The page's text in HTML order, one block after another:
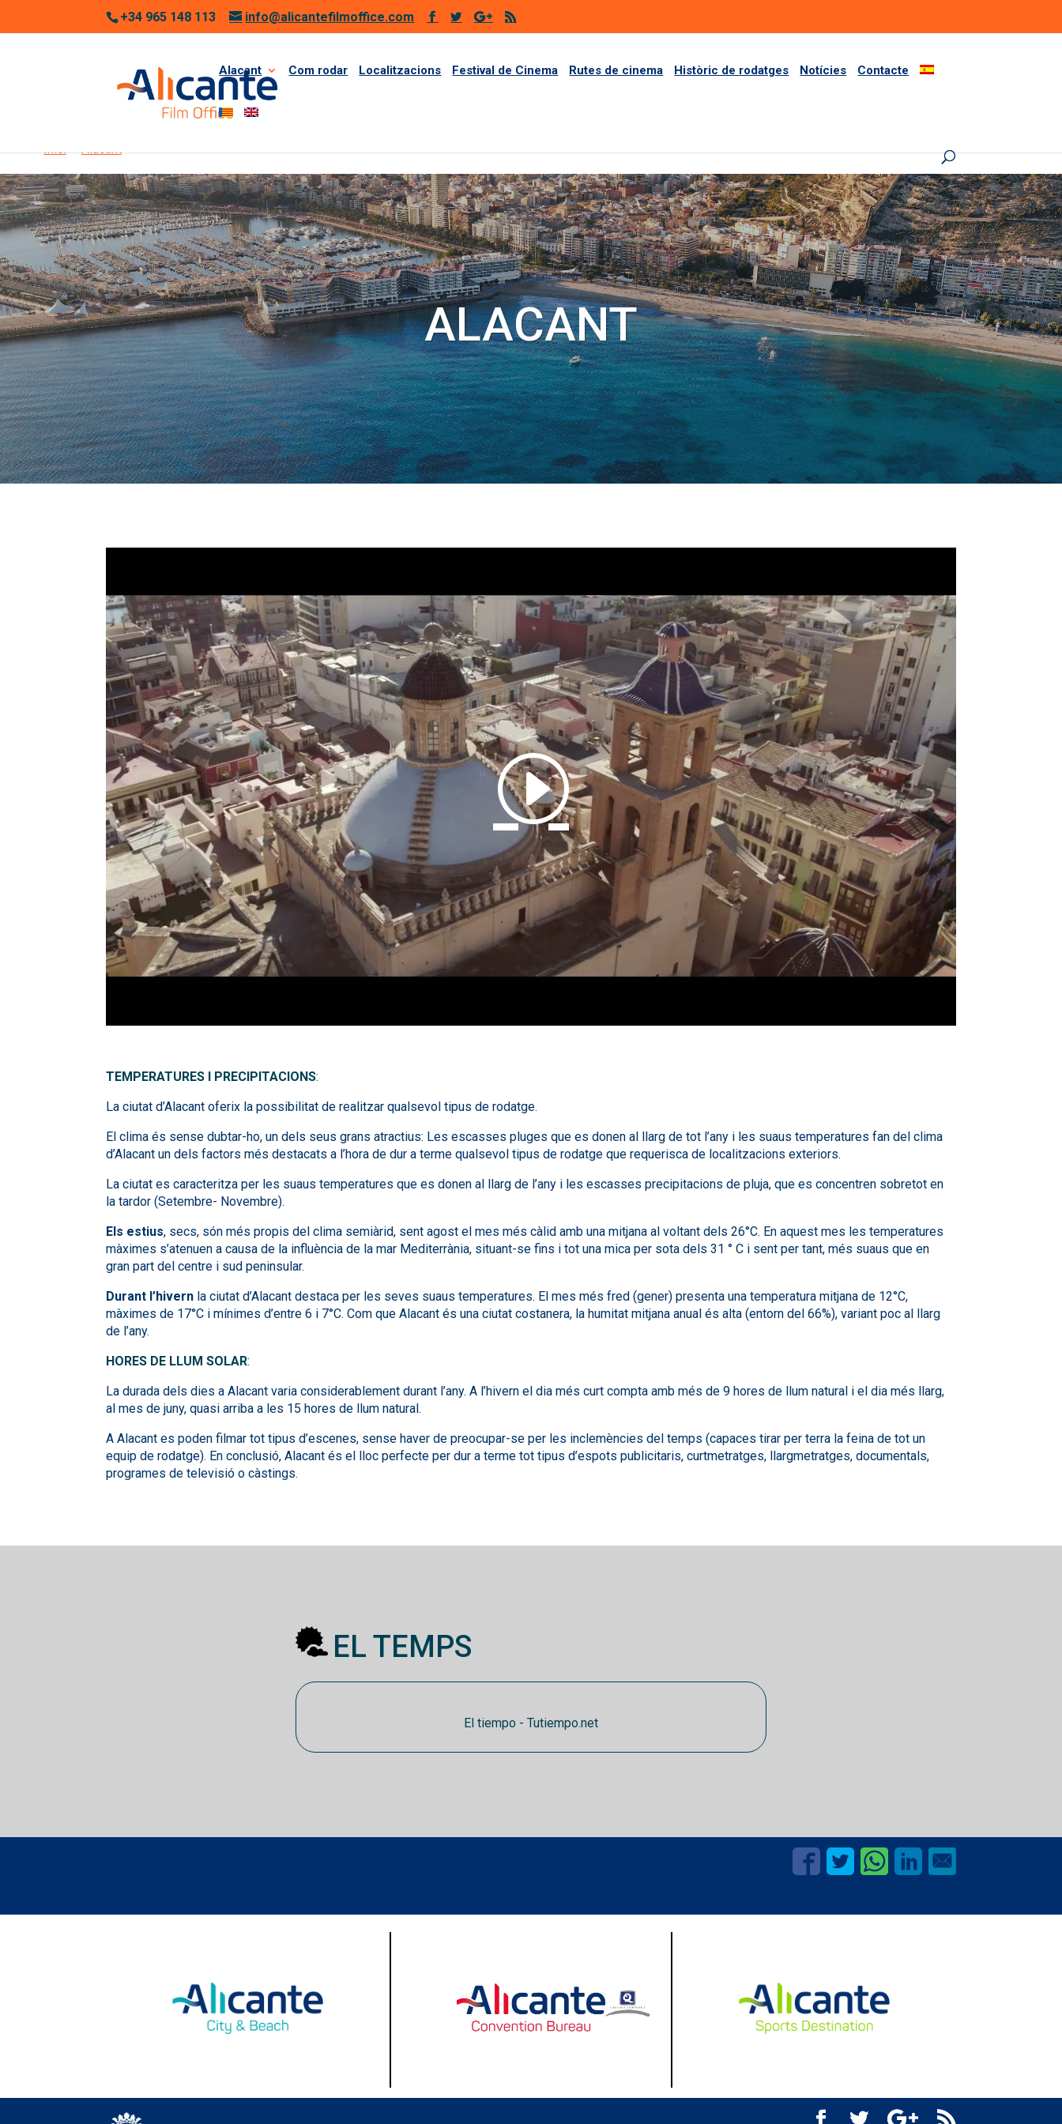
+34 965 148 113 info@alicantefilmoffice.com
Alacant Com rodar Localitzacions Festival de Cinema Rutes de cinema Històric de rodatges Notícies Contacte
Inici > Alacant
ALACANT
TEMPERATURES I PRECIPITACIONS:
La ciutat d’Alacant oferix la possibilitat de realitzar qualsevol tipus de rodatge.
El clima és sense dubtar-ho, un dels seus grans atractius: Les escasses pluges que es donen al llarg de tot l’any i les suaus temperatures fan del clima
d’Alacant un dels factors més destacats a l’hora de dur a terme qualsevol tipus de rodatge que requerisca de localitzacions exteriors.
La ciutat es caracteritza per les suaus temperatures que es donen al llarg de l’any i les escasses precipitacions de pluja, que es concentren sobretot en
la tardor (Setembre- Novembre).
Els estius, secs, són més propis del clima semiàrid, sent agost el mes més càlid amb una mitjana al voltant dels 26°C. En aquest mes les temperatures
màximes s’atenuen a causa de la influència de la mar Mediterrània, situant-se fins i tot una mica per sota dels 31 ° C i sent per tant, més suaus que en
gran part del centre i sud peninsular.
Durant l’hivern la ciutat d’Alacant destaca per les seves suaus temperatures. El mes més fred (gener) presenta una temperatura mitjana de 12°C,
màximes de 17°C i mínimes d’entre 6 i 7°C. Com que Alacant és una ciutat costanera, la humitat mitjana anual és alta (entorn del 66%), variant poc al llarg
de l’any.
HORES DE LLUM SOLAR:
La durada dels dies a Alacant varia considerablement durant l’any. A l’hivern el dia més curt compta amb més de 9 hores de llum natural i el dia més llarg,
al mes de juny, quasi arriba a les 15 hores de llum natural.
A Alacant es poden filmar tot tipus d’escenes, sense haver de preocupar-se per les inclemències del temps (capaces tirar per terra la feina de tot un
equip de rodatge). En conclusió, Alacant és el lloc perfecte per dur a terme tot tipus d’espots publicitaris, curtmetratges, llargmetratges, documentals,
programes de televisió o càstings.
EL TEMPS
El tiempo - Tutiempo.net